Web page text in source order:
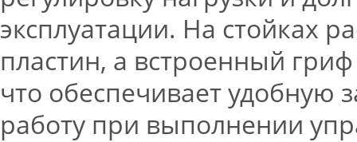
эксплуатации. На стойках
пластин, а встроенный
что обеспечивает удобную
работу при выполнении